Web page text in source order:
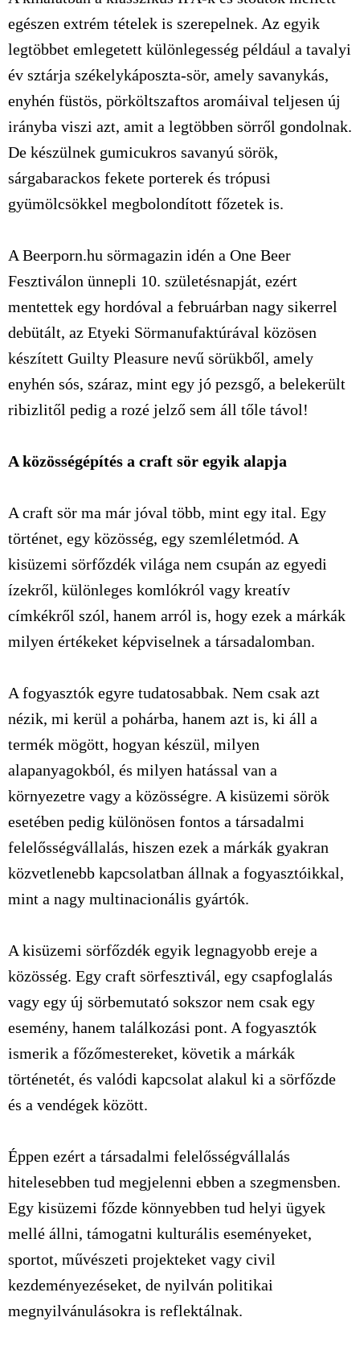
egészen extrém tételek is szerepelnek. Az egyik
legtöbbet emlegetett különlegesség például a tavalyi
év sztárja székelykáposzta-sör, amely savanykás,
enyhén füstös, pörköltszaftos aromáival teljesen új
irányba viszi azt, amit a legtöbben sörről gondolnak.
De készülnek gumicukros savanyú sörök,
sárgabarackos fekete porterek és trópusi
gyümölcsökkel megbolondított főzetek is.
A Beerporn.hu sörmagazin idén a One Beer
Fesztiválon ünnepli 10. születésnapját, ezért
mentettek egy hordóval a februárban nagy sikerrel
debütált, az Etyeki Sörmanufaktúrával közösen
készített Guilty Pleasure nevű sörükből, amely
enyhén sós, száraz, mint egy jó pezsgő, a belekerült
ribizlitől pedig a rozé jelző sem áll tőle távol!
A közösségépítés a craft sör egyik alapja
A craft sör ma már jóval több, mint egy ital. Egy
történet, egy közösség, egy szemléletmód. A
kisüzemi sörfőzdék világa nem csupán az egyedi
ízekről, különleges komlókról vagy kreatív
címkékről szól, hanem arról is, hogy ezek a márkák
milyen értékeket képviselnek a társadalomban.
A fogyasztók egyre tudatosabbak. Nem csak azt
nézik, mi kerül a pohárba, hanem azt is, ki áll a
termék mögött, hogyan készül, milyen
alapanyagokból, és milyen hatással van a
környezetre vagy a közösségre. A kisüzemi sörök
esetében pedig különösen fontos a társadalmi
felelősségvállalás, hiszen ezek a márkák gyakran
közvetlenebb kapcsolatban állnak a fogyasztóikkal,
mint a nagy multinacionális gyártók.
A kisüzemi sörfőzdék egyik legnagyobb ereje a
közösség. Egy craft sörfesztivál, egy csapfoglalás
vagy egy új sörbemutató sokszor nem csak egy
esemény, hanem találkozási pont. A fogyasztók
ismerik a főzőmestereket, követik a márkák
történetét, és valódi kapcsolat alakul ki a sörfőzde
és a vendégek között.
Éppen ezért a társadalmi felelősségvállalás
hitelesebben tud megjelenni ebben a szegmensben.
Egy kisüzemi főzde könnyebben tud helyi ügyek
mellé állni, támogatni kulturális eseményeket,
sportot, művészeti projekteket vagy civil
kezdeményezéseket, de nyilván politikai
megnyilvánulásokra is reflektálnak.